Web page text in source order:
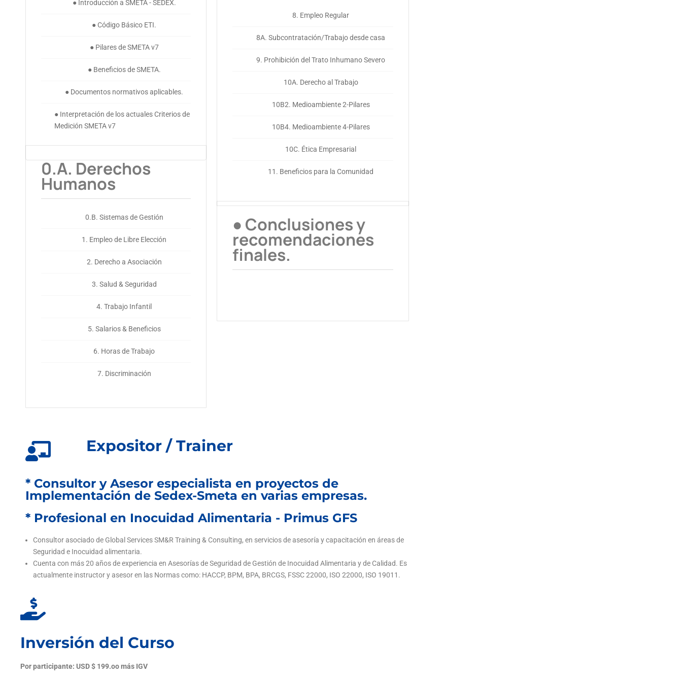
● Introducción a SMETA - SEDEX.
● Código Básico ETI.
● Pilares de SMETA v7
● Beneficios de SMETA.
● Documentos normativos aplicables.
● Interpretación de los actuales Criterios de
Medición SMETA v7
0.A. Derechos
Humanos
0.B. Sistemas de Gestión
1. Empleo de Libre Elección
2. Derecho a Asociación
3. Salud & Seguridad
4. Trabajo Infantil
5. Salarios & Beneficios
6. Horas de Trabajo
7. Discriminación
8. Empleo Regular
8A. Subcontratación/Trabajo desde casa
9. Prohibición del Trato Inhumano Severo
10A. Derecho al Trabajo
10B2. Medioambiente 2-Pilares
10B4. Medioambiente 4-Pilares
10C. Ética Empresarial
11. Beneficios para la Comunidad
● Conclusiones y
recomendaciones
finales.
Expositor / Trainer
* Consultor y Asesor especialista en proyectos de
Implementación de Sedex-Smeta en varias empresas.
* Profesional en Inocuidad Alimentaria - Primus GFS
Consultor asociado de Global Services SM&R Training & Consulting, en servicios de asesoría y capacitación en áreas de
Seguridad e Inocuidad alimentaria.
Cuenta con más 20 años de experiencia en Asesorías de Seguridad de Gestión de Inocuidad Alimentaria y de Calidad. Es
actualmente instructor y asesor en las Normas como: HACCP, BPM, BPA, BRCGS, FSSC 22000, ISO 22000, ISO 19011.
Inversión del Curso
Por participante: USD $ 199.oo más IGV